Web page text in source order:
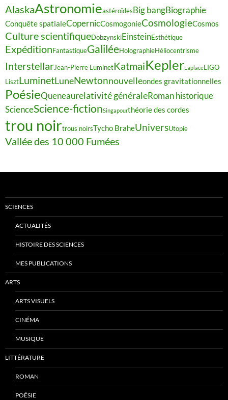
AlaskaAstronomieastéroïdes Big bangBiographie
Conquête spatialeCopernicCosmogonieCosmologieCosmos
Culture scientifiqueDobzynskiEinsteinEsthétique
ExpéditionFantastiqueGaliléeHolographieHéliocentrisme
InterstellarJean-Pierre LuminetKatmaiKeplerLaplaceLIGO
LisztLuminetLuneNewtonnouvelleondes gravitationnelles
PoésieQueneaurelativité généraleRoman historique
ScienceScience-fictionSingapourthéorie des cordes
trou noirtrous noirsTycho BraheUniversUtopie
Vallée des 10 000 Fumées
SCIENCES
ACTUALITÉS
HISTOIRE DES SCIENCES
MES PUBLICATIONS
ARTS
ARTS VISUELS
CINÉMA
MUSIQUE
LITTÉRATURE
ROMAN
POÉSIE